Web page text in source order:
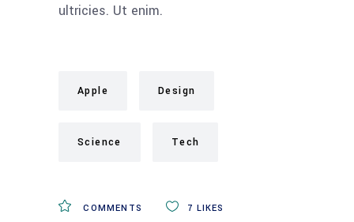
ultricies. Ut enim.
Apple Design
Science Tech
COMMENTS 7 LIKES